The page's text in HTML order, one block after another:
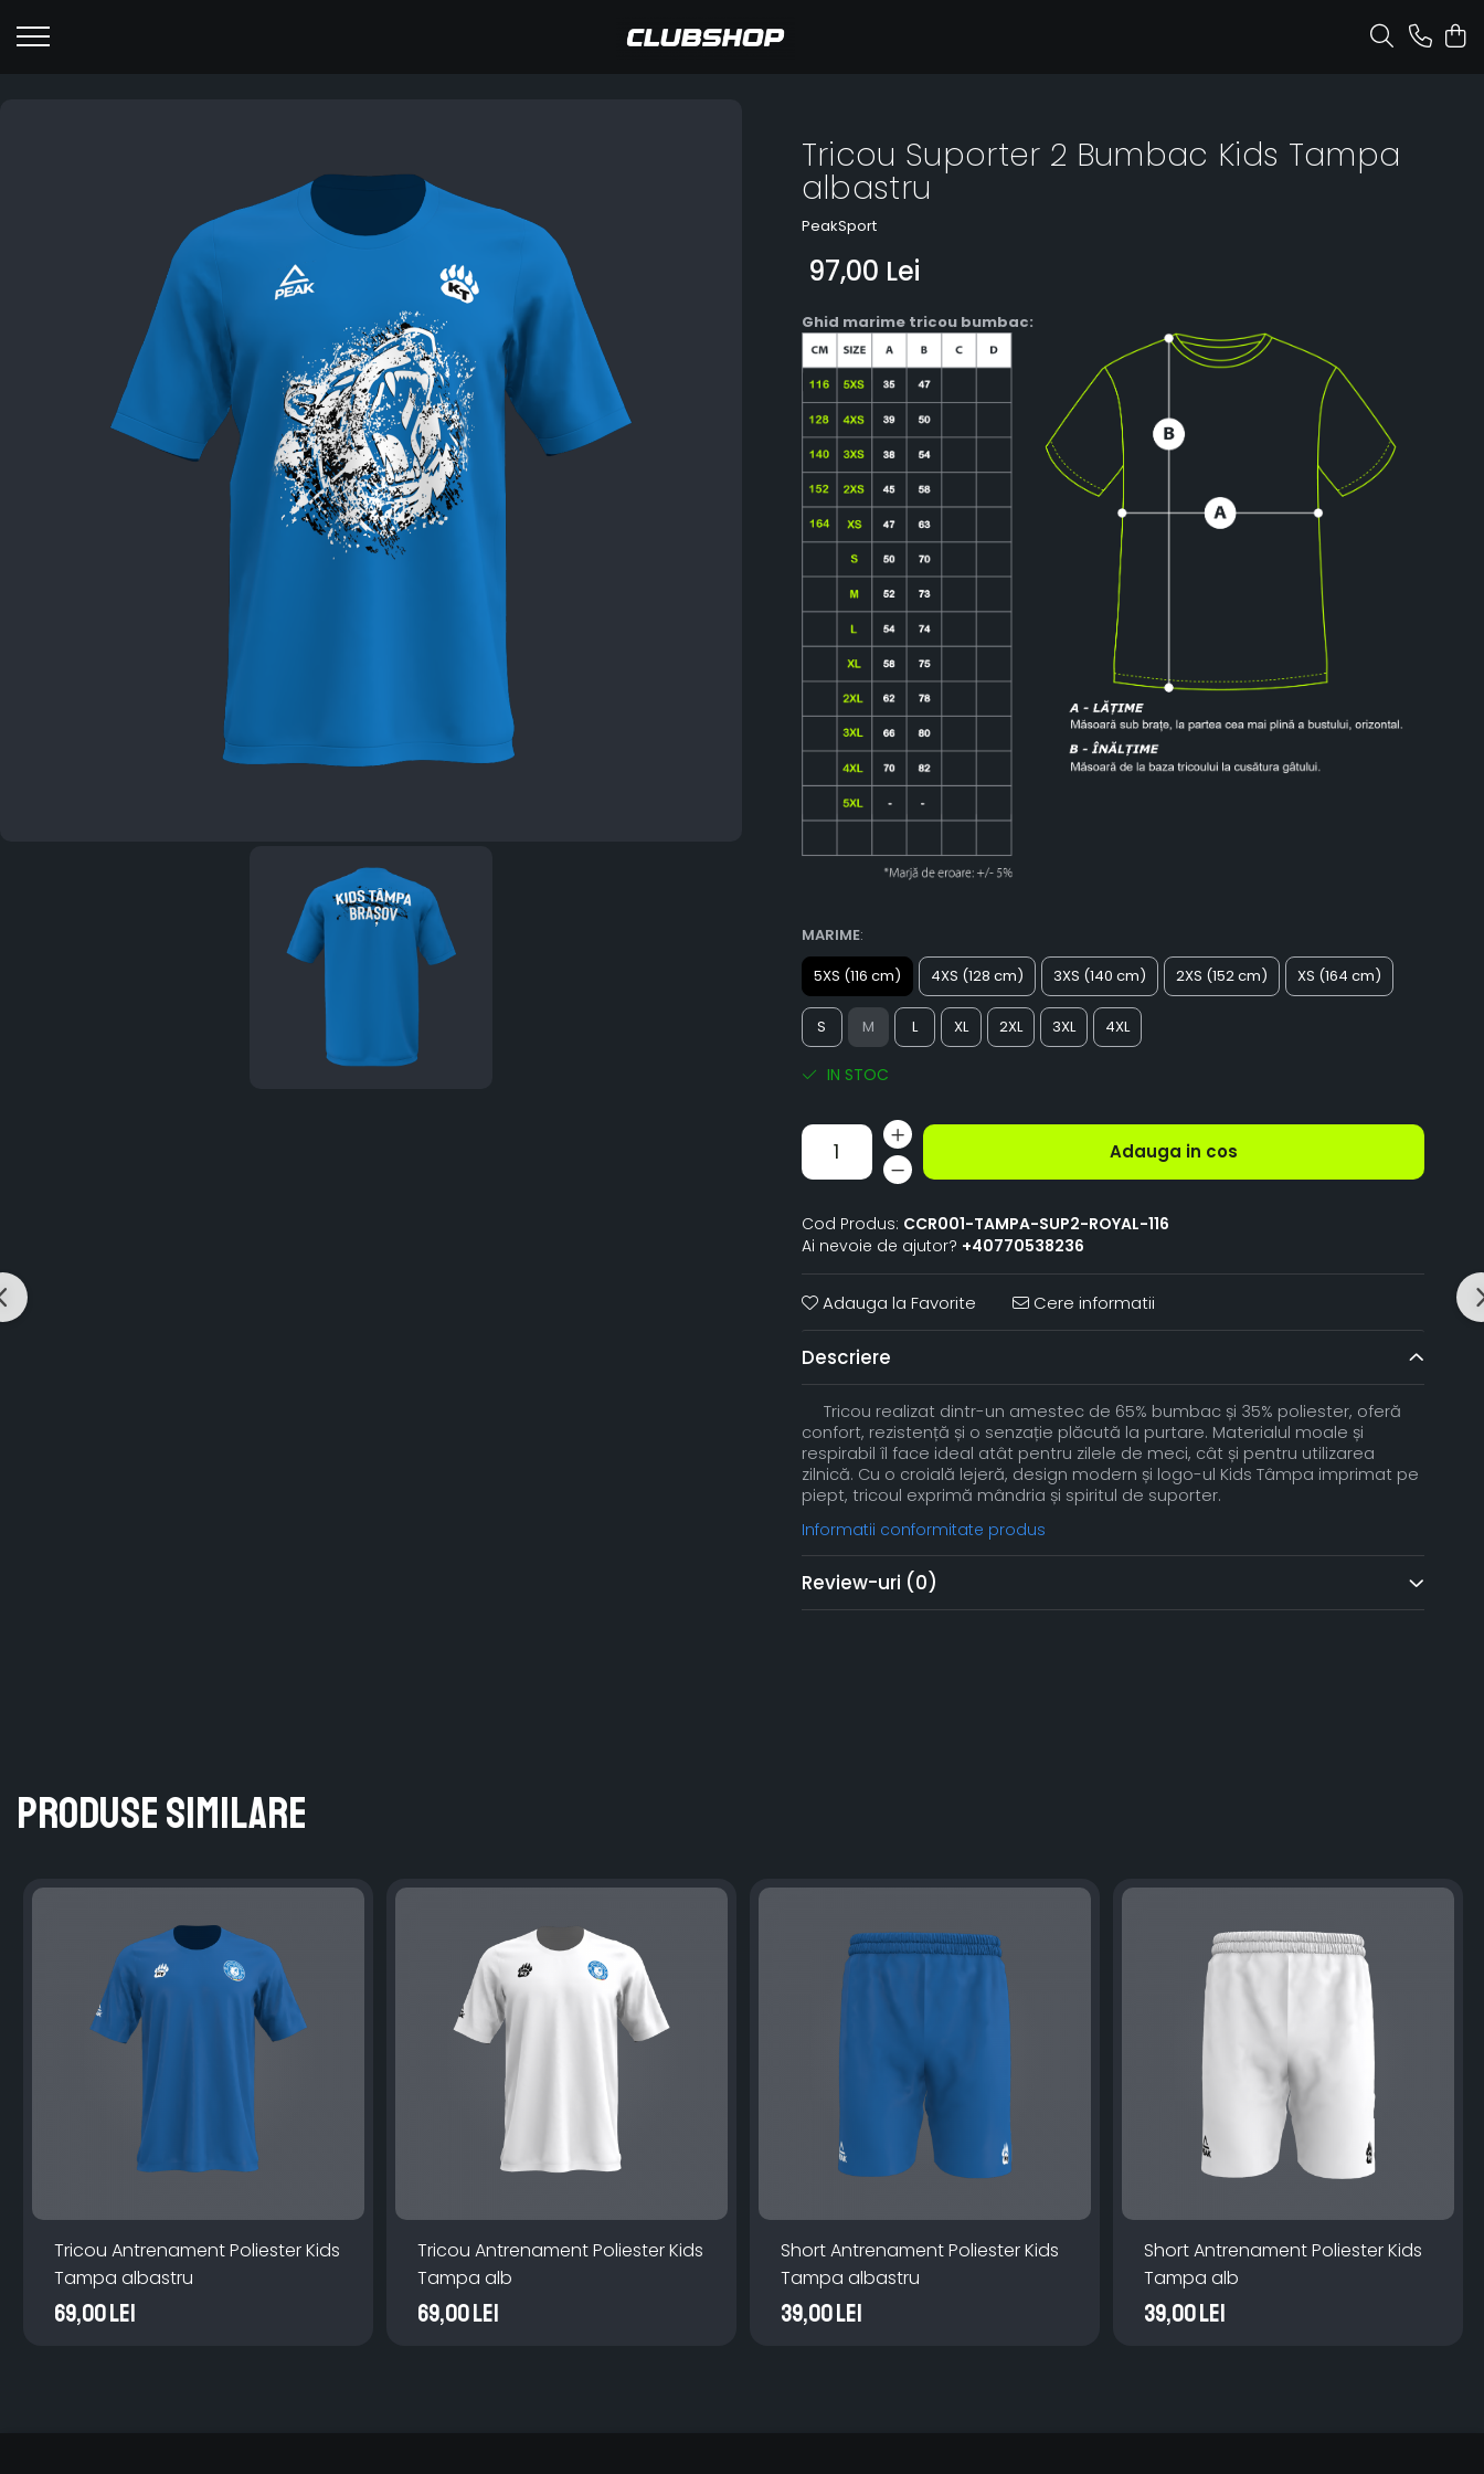
Tricou Suporter 2 Bumbac Kids Tampa
albastru
PeakSport
97,00 Lei
Ghid marime tricou bumbac:
MARIME:
5XS (116 cm)
4XS (128 cm) 3XS (140 cm) 2XS (152 cm) XS (164 cm)
S M L XL 2XL 3XL 4XL
IN STOC
Adauga in cos
Cod Produs: CCR001-TAMPA-SUP2-ROYAL-116
Ai nevoie de ajutor? +40770538236
Adauga la Favorite Cere informatii
Descriere
Tricou realizat dintr-un amestec de 65% bumbac și 35% poliester, oferă
confort, rezistență și o senzație plăcută la purtare. Materialul moale și
respirabil îl face ideal atât pentru zilele de meci, cât și pentru utilizarea
zilnică. Cu o croială lejeră, design modern și logo-ul Kids Tâmpa imprimat pe
piept, tricoul exprimă mândria și spiritul de suporter.
Informatii conformitate produs
Review-uri (0)
Produse similare
Tricou Antrenament Poliester Kids
Tampa albastru
69,00 Lei
Tricou Antrenament Poliester Kids
Tampa alb
69,00 Lei
Short Antrenament Poliester Kids
Tampa albastru
39,00 Lei
Short Antrenament Poliester Kids
Tampa alb
39,00 Lei